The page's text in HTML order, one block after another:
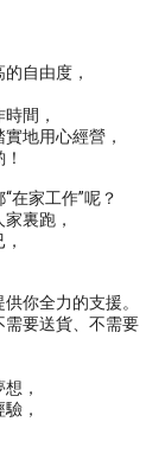
自由度，
間，
地用心經營，
在家工作”呢？
裏跑，
你全力的支援。
需要送貨、不需要
，
，